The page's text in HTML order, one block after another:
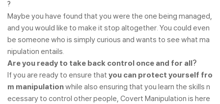
?
Maybe you have found that you were the one being managed,
and you would like to make it stop altogether. You could even
be someone who is simply curious and wants to see what ma
nipulation entails.
Are you ready to take back control once and for all?
If you are ready to ensure that you can protect yourself fro
m manipulationwhile also ensuring that you learn the skills n
ecessary to control other people, Covert Manipulation is here